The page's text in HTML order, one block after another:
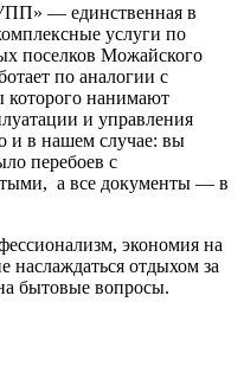
— единственная в
услуги по
поселков Можайского
по аналогии с
нанимают
и управления
и в нашем случае: вы
перебоев с
а все документы — в
экономия на
наслаждаться отдыхом за
бытовые вопросы.